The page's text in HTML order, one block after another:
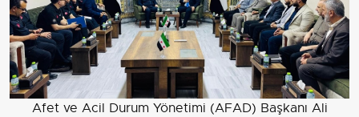
Afet ve Acil Durum Yönetimi (AFAD) Başkanı Ali